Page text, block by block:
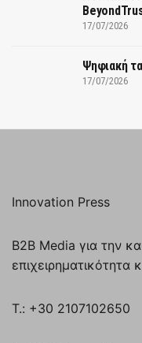
17/07/2026
Ψηφιακή
17/07/2026
Innovation Press
B2B Media για την
επιχειρηματικότητα
T.: +30 2107102650